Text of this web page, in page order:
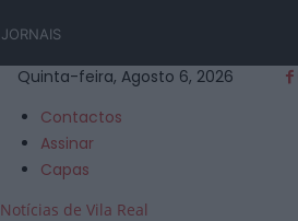
JORNAIS
Quinta-feira, Agosto 6, 2026
Contactos
Assinar
Capas
Notícias de Vila Real